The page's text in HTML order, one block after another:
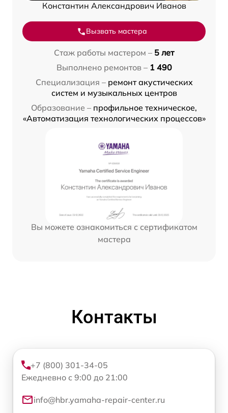
Константин Александрович Иванов
Вызвать мастера
Стаж работы мастером – 5 лет
Выполнено ремонтов – 1 490
Специализация – ремонт акустических
систем и музыкальных центров
Образование – профильное техническое,
«Автоматизация технологических процессов»
Вы можете ознакомиться с сертификатом
мастера
Контакты
+7 (800) 301-34-05
Ежедневно с 9:00 до 21:00
info@hbr.yamaha-repair-center.ru